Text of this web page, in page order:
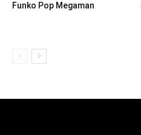
Funko Pop Megaman